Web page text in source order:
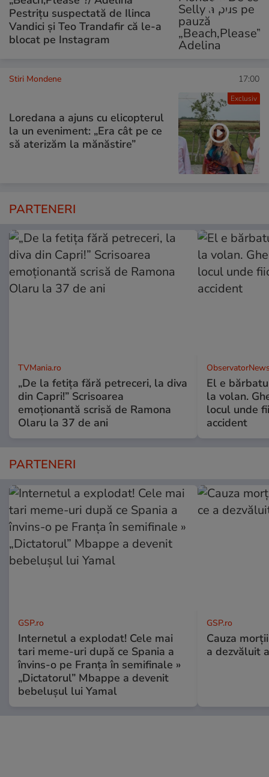
Pestrițu suspectată de Ilinca
Vandici și Teo Trandafir că le-a
blocat pe Instagram
Exclusiv
Stiri Mondene 17:00
Loredana a ajuns cu elicopterul
la un eveniment: „Era cât pe ce
să aterizăm la mănăstire”
PARTENERI
TVMania.ro
„De la fetița fără petreceri, la diva
din Capri!” Scrisoarea
emoționantă scrisă de Ramona
Olaru la 37 de ani
El e
la volan.
locul unde
accident
PARTENERI
GSP.ro
Internetul a explodat! Cele mai
tari meme-uri după ce Spania a
învins-o pe Franța în semifinale »
„Dictatorul” Mbappe a devenit
bebelușul lui Yamal
GSP.ro
Cauza
a dezvăluit